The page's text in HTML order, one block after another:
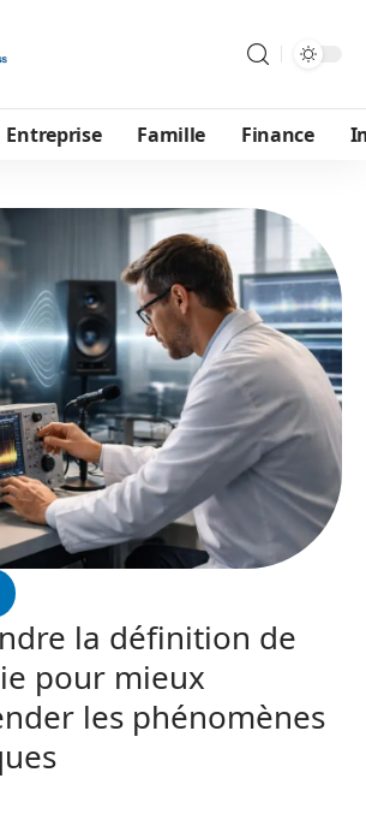
Entreprise Famille Finance
la définition de
pour mieux
les phénomènes